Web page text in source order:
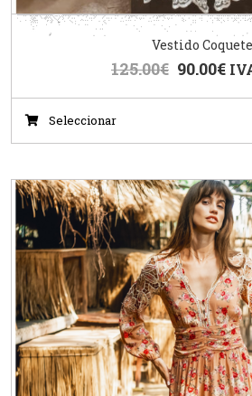
Vestido Coquete
125.00€ 90.00€
Seleccionar